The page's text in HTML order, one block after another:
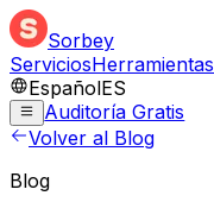
Sorbey
ServiciosHerramientas
EspañolES
Auditoría Gratis
Volver al Blog
Blog